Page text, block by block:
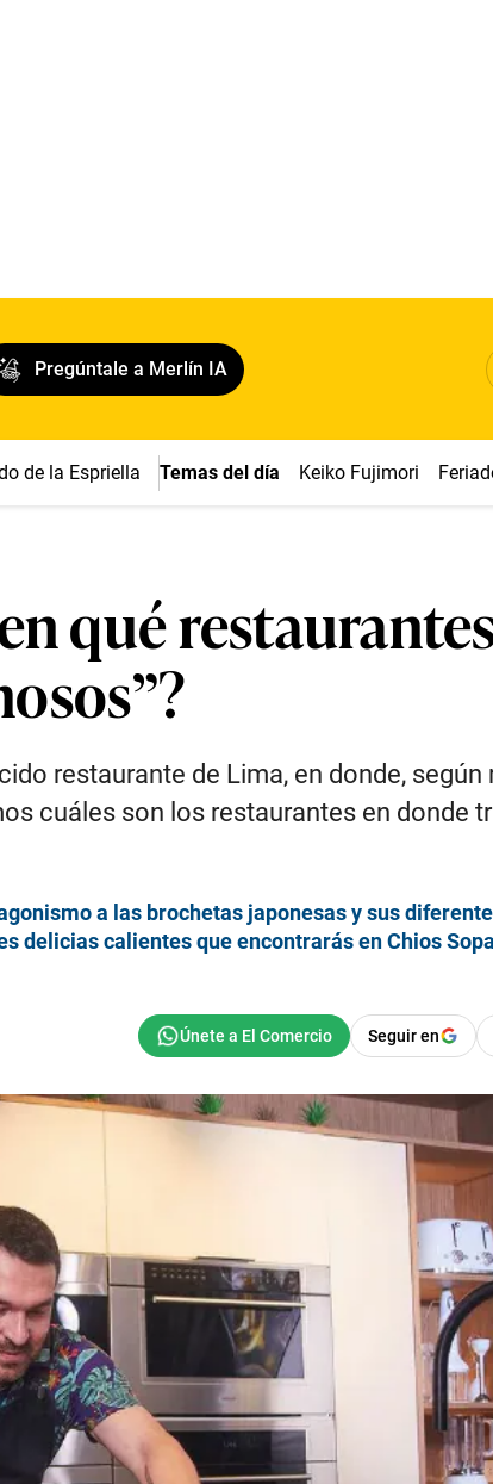
Pregúntale a Merlín IA
de la Espriella Temas del día Keiko Fujimori
qué
restaurante de Lima, en donde,
cuáles son los restaurantes en donde
a las brochetas japonesas y sus
delicias calientes que encontrarás en Chios
Seguir en